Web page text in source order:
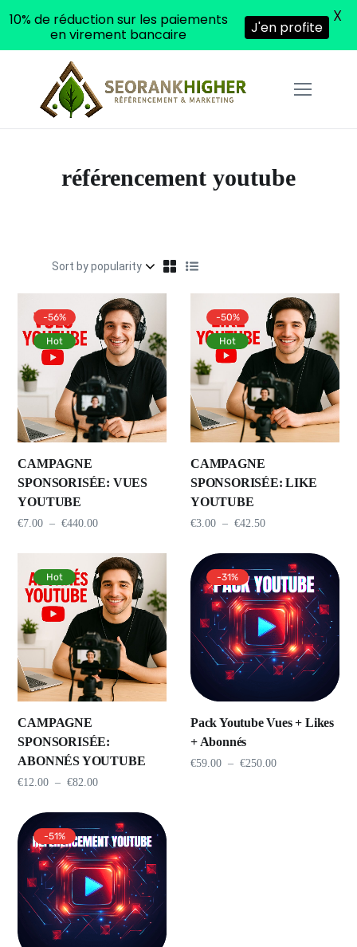
référencement youtube
-56%
Hot
CAMPAGNE
SPONSORISÉE: VUES
YOUTUBE
€7.00 – €440.00
-50%
Hot
CAMPAGNE
SPONSORISÉE: LIKE
YOUTUBE
€3.00 – €42.50
Hot
CAMPAGNE
SPONSORISÉE:
ABONNÉS YOUTUBE
€12.00 – €82.00
-31%
Pack Youtube Vues + Likes
+ Abonnés
€59.00 – €250.00
-51%
10% de réduction sur les paiements
en virement bancaire
J'en profite
X